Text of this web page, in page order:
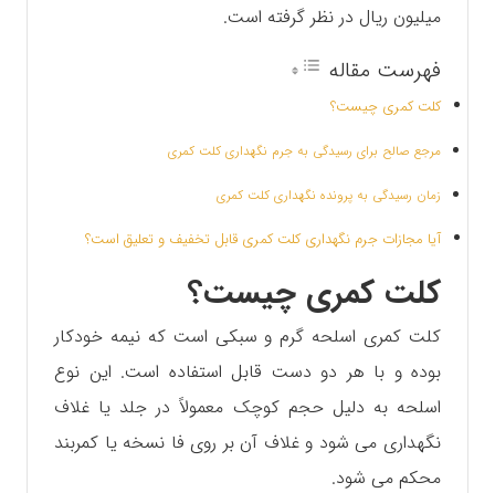
میلیون ریال در نظر گرفته است.
فهرست مقاله
کلت کمری چیست؟
مرجع صالح برای رسیدگی به جرم نگهداری کلت کمری
زمان رسیدگی به پرونده نگهداری کلت کمری
آیا مجازات جرم نگهداری کلت کمری قابل تخفیف و تعلیق است؟
کلت کمری چیست؟
کلت کمری اسلحه گرم و سبکی است که نیمه خودکار
بوده و با هر دو دست قابل استفاده است. این نوع
اسلحه به دلیل حجم کوچک معمولاً در جلد یا غلاف
نگهداری می شود و غلاف آن بر روی فا نسخه یا کمربند
محکم می شود.